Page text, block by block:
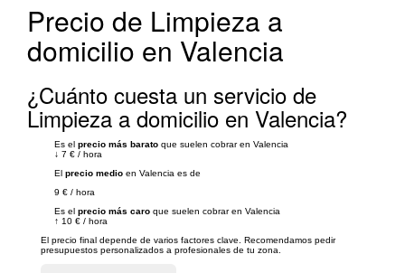
Precio de Limpieza a
domicilio en Valencia
¿Cuánto cuesta un servicio de
Limpieza a domicilio en Valencia?
Es el precio más barato que suelen cobrar en Valencia
↓ 7 € / hora
El precio medio en Valencia es de
9 € / hora
Es el precio más caro que suelen cobrar en Valencia
↑ 10 € / hora
El precio final depende de varios factores clave. Recomendamos pedir
presupuestos personalizados a profesionales de tu zona.